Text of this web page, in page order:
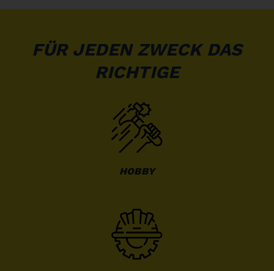
FÜR JEDEN ZWECK DAS
RICHTIGE
HOBBY